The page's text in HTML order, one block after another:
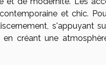
et chic.
s'appuyant
créant une